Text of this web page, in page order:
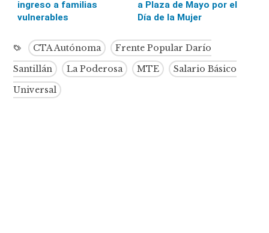
ingreso a familias
vulnerables
a Plaza de Mayo por el
Día de la Mujer
CTA Autónoma
Frente Popular Darío
Santillán
La Poderosa MTE
Salario Básico
Universal